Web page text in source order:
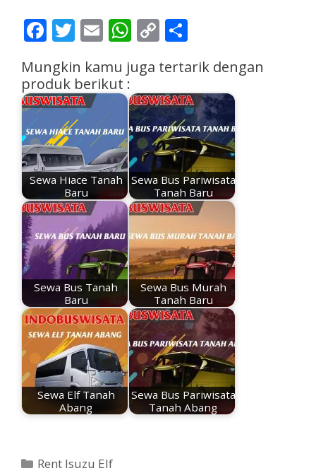
F
e
b
o
o
k
T
itt
er
E
ai
l
W
at
s
A
p
p
C
p
y
Li
n
k
ar
e
Mungkin kamu juga tertarik dengan
produk berikut :
Sewa Hiace Tanah
Baru
Sewa Bus Pariwisata
Tanah Baru
Sewa Bus Tanah
Baru
Sewa Bus Murah
Tanah Baru
Sewa Elf Tanah
Abang
Sewa Bus Pariwisata
Tanah Abang
Kategori
Rent Isuzu Elf